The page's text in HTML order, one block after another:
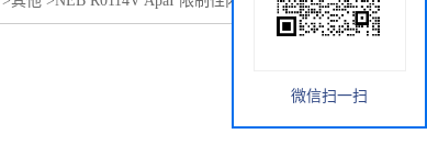
微信扫一扫